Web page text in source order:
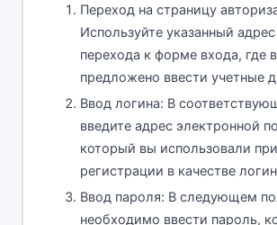
Переход на страницу
Используйте указанный
перехода к форме входа, где
предложено ввести учетные
Ввод логина: В
введите адрес электронной
который вы использовали при
регистрации в качестве
Ввод пароля: В следующем
необходимо ввести пароль,